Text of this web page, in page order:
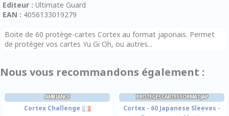
Editeur : Ultimate Guard
EAN : 4056133019279
Boite de 60 protège-cartes Cortex au format japonais. Permet
de protéger vos cartes Yu Gi Oh, ou autres...
Nous vous recommandons également :
AMBIANCE
Cortex Challenge
PROTÈGES CARTES FORMAT JAP
Cortex - 60 Japanese Sleeves -